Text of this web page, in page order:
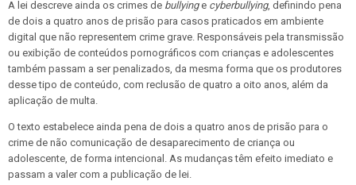
A lei descreve ainda os crimes de bullyinge cyberbullying, definindo pena
de dois a quatro anos de prisão para casos praticados em ambiente
digital que não representem crime grave. Responsáveis pela transmissão
ou exibição de conteúdos pornográficos com crianças e adolescentes
também passam a ser penalizados, da mesma forma que os produtores
desse tipo de conteúdo, com reclusão de quatro a oito anos, além da
aplicação de multa.
O texto estabelece ainda pena de dois a quatro anos de prisão para o
crime de não comunicação de desaparecimento de criança ou
adolescente, de forma intencional. As mudanças têm efeito imediato e
passam a valer com a publicação de lei.